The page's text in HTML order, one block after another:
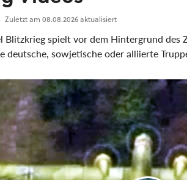
Zuletzt am 08.08.2026 aktualisiert
Blitzkrieg spielt vor dem Hintergrund
deutsche, sowjetische oder alliierte
niederschlägt.